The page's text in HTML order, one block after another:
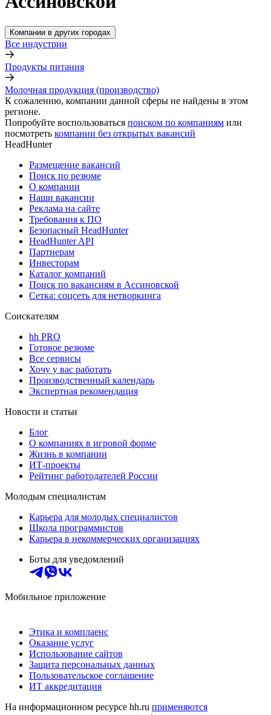
Компании в других городах
Все индустрии
Продукты питания
Молочная продукция (производство)
К сожалению, компании данной сферы не найдены в этом
регионе.
Попробуйте воспользоваться поиском по компаниям или
посмотреть компании без открытых вакансий
HeadHunter
Размещение вакансий
Поиск по резюме
О компании
Наши вакансии
Реклама на сайте
Требования к ПО
Безопасный HeadHunter
HeadHunter API
Партнерам
Инвесторам
Каталог компаний
Поиск по вакансиям в Ассиновской
Сетка: соцсеть для нетворкинга
Соискателям
hh PRO
Готовое резюме
Все сервисы
Хочу у вас работать
Производственный календарь
Экспертная рекомендация
Новости и статьи
Блог
О компаниях в игровой форме
Жизнь в компании
ИТ-проекты
Рейтинг работодателей России
Молодым специалистам
Карьера для молодых специалистов
Школа программистов
Карьера в некоммерческих организациях
Боты для уведомлений
Мобильное приложение
Этика и комплаенс
Оказание услуг
Использование сайтов
Защита персональных данных
Пользовательское соглашение
ИТ аккредитация
На информационном ресурсе hh.ru применяются